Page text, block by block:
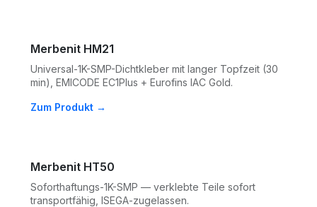
Merbenit HM21
Universal-1K-SMP-Dichtkleber mit langer Topfzeit (30
min), EMICODE EC1Plus + Eurofins IAC Gold.
Zum Produkt →
Merbenit HT50
Soforthaftungs-1K-SMP — verklebte Teile sofort
transportfähig, ISEGA-zugelassen.